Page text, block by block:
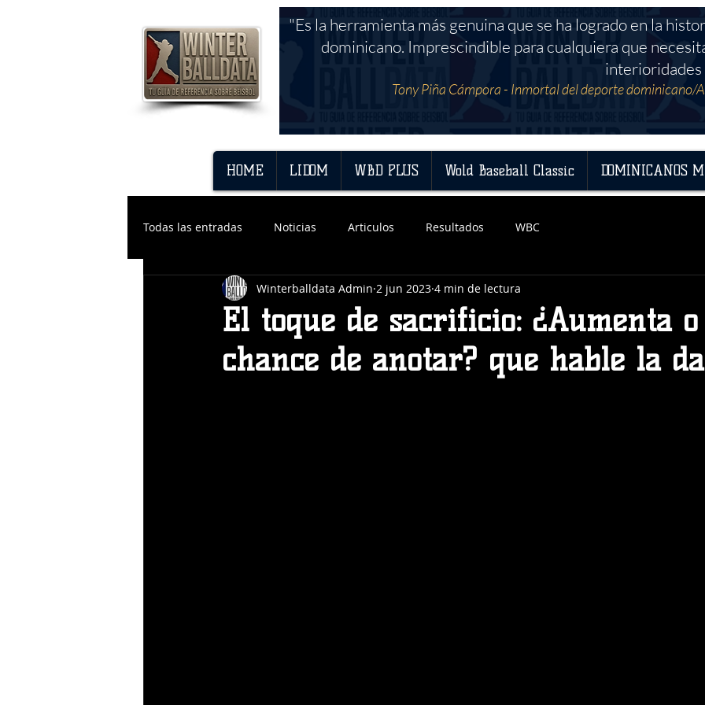
HOME LIDOM WBD PLUS Wold Baseball Classic DOMINICANOS
"Es la herramienta más genuina que se ha logrado en la
dominicano. Imprescindible para cualquiera que
interioridades
Tony Piña Cámpora - Inmortal del deporte
Todas las entradas Noticias Articulos Resultados WBC
El toque de sacrificio: ¿Aumenta
chance de anotar? que hable la
Winterballdata Admin 2 jun 2023 4 min de lectura